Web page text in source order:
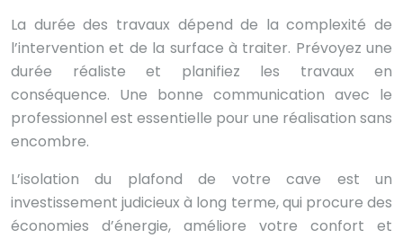
La durée des travaux dépend de la complexité de
l’intervention et de la surface à traiter. Prévoyez une
durée réaliste et planifiez les travaux en
conséquence. Une bonne communication avec le
professionnel est essentielle pour une réalisation sans
encombre.
L’isolation du plafond de votre cave est un
investissement judicieux à long terme, qui procure des
économies d’énergie, améliore votre confort et